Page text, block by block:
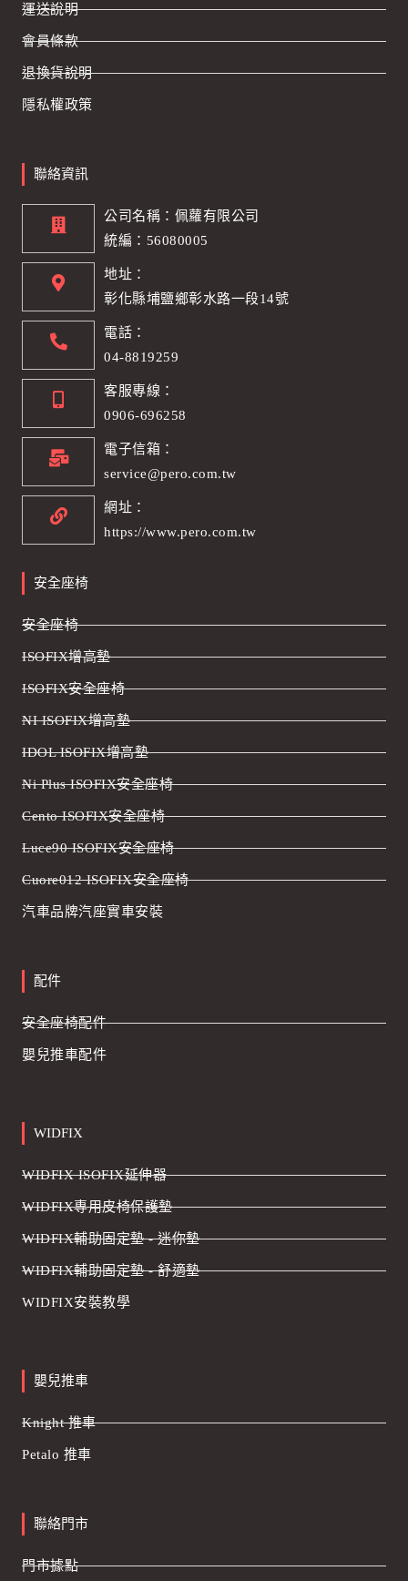
運送說明
會員條款
退換貨說明
隱私權政策
聯絡資訊
公司名稱：佩蘿有限公司
統編：56080005
地址：
彰化縣埔鹽鄉彰水路一段14號
電話：
04-8819259
客服專線：
0906-696258
電子信箱：
service@pero.com.tw
網址：
https://www.pero.com.tw
安全座椅
安全座椅
ISOFIX增高墊
ISOFIX安全座椅
NI ISOFIX增高墊
IDOL ISOFIX增高墊
Ni Plus ISOFIX安全座椅
Cento ISOFIX安全座椅
Luce90 ISOFIX安全座椅
Cuore012 ISOFIX安全座椅
汽車品牌汽座實車安裝
配件
安全座椅配件
嬰兒推車配件
WIDFIX
WIDFIX ISOFIX延伸器
WIDFIX專用皮椅保護墊
WIDFIX輔助固定墊 - 迷你墊
WIDFIX輔助固定墊 - 舒適墊
WIDFIX安裝教學
嬰兒推車
Knight 推車
Petalo 推車
聯絡門市
門市據點